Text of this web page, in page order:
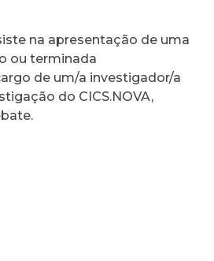
na apresentação de uma
ou terminada
de um/a investigador/a
do CICS.NOVA,